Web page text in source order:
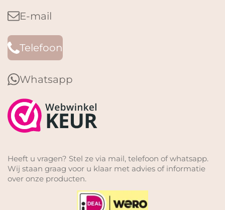
E-mail
Telefoon
Whatsapp
Heeft u vragen? Stel ze via mail, telefoon of whatsapp.
Wij staan graag voor u klaar met advies of informatie
over onze producten.